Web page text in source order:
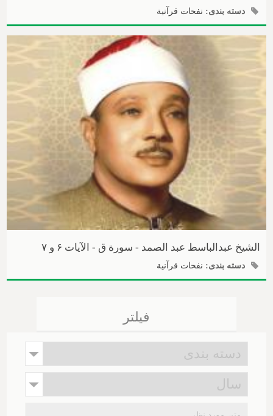
دسته بندی: نفحات قرآنیة
الشیخ عبدالباسط عبد الصمد - سورة ق - الآیات ۶ و ۷
دسته بندی: نفحات قرآنیة
فیلتر